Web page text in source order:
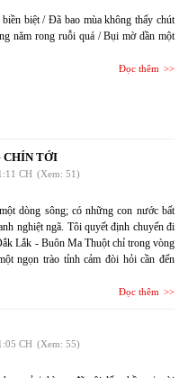
biệt / Đã bao mùa không thấy chút
năm rong ruỗi quá / Bụi mờ dần một
Đọc thêm
CHÍN TỚI
CH (Xem: 51)
dòng sông; có những con nước bất
nghiệt ngã. Tôi quyết định chuyến đi
Lắk - Buôn Ma Thuột chỉ trong vòng
ngọn trào tỉnh cảm đòi hỏi cần đến
Đọc thêm
CH (Xem: 55)